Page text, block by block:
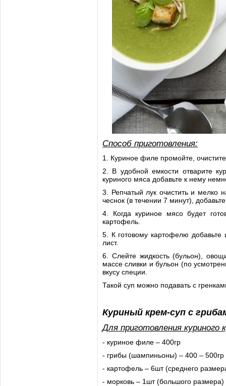
Способ приготовления:
1. Куриное филе промойте,
2. В удобной емкости отварите
куриного мяса добавьте к нему
3. Репчатый лук очистить и мелко
чеснок (в течении 7 минут),
4. Когда куриное мясо будет
картофель.
5. К готовому картофелю
лист.
6. Слейте жидкость (бульон),
массе сливки и бульон (по
вкусу специи.
Такой суп можно подавать с
Куриный крем-суп с
Для приготовления
- куриное филе – 400гр
- грибы (шампиньоны) – 400 – 500гр
- картофель – 6шт (среднего
- морковь – 1шт (большого размера)